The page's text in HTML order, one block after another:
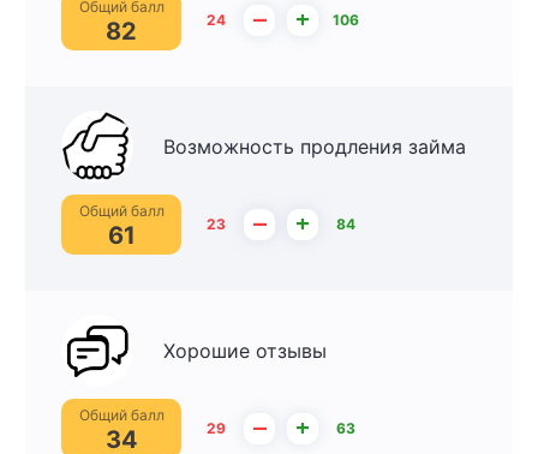
Общий балл
82 24 – + 106
Возможность продления займа
Общий балл
61 23 – + 84
Хорошие отзывы
Общий балл
34 29 – + 63